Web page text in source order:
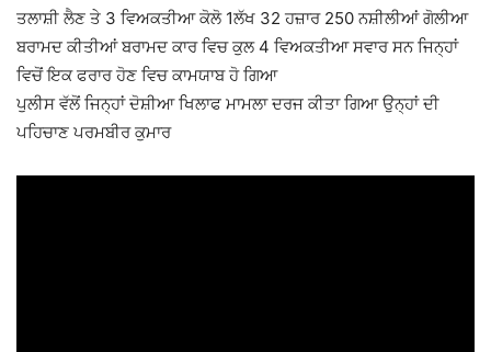
ਤਲਾਸ਼ੀ ਲੈਣ ਤੇ 3 ਵਿਅਕਤੀਆ ਕੋਲੋ 1ਲੱਖ 32 ਹਜ਼ਾਰ 250 ਨਸ਼ੀਲੀਆਂ ਗੋਲੀਆ
ਬਰਾਮਦ ਕੀਤੀਆਂ ਬਰਾਮਦ ਕਾਰ ਵਿਚ ਕੁਲ 4 ਵਿਅਕਤੀਆ ਸਵਾਰ ਸਨ ਜਿਨ੍ਹਾਂ
ਵਿਚੋਂ ਇਕ ਫਰਾਰ ਹੋਣ ਵਿਚ ਕਾਮਯਾਬ ਹੋ ਗਿਆ
ਪੁਲੀਸ ਵੱਲੋਂ ਜਿਨ੍ਹਾਂ ਦੋਸ਼ੀਆ ਖਿਲਾਫ ਮਾਮਲਾ ਦਰਜ ਕੀਤਾ ਗਿਆ ਉਨ੍ਹਾਂ ਦੀ
ਪਹਿਚਾਣ ਪਰਮਬੀਰ ਕੁਮਾਰ